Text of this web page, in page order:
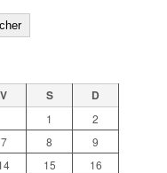
V S D
1
2
7 8
9
15
16